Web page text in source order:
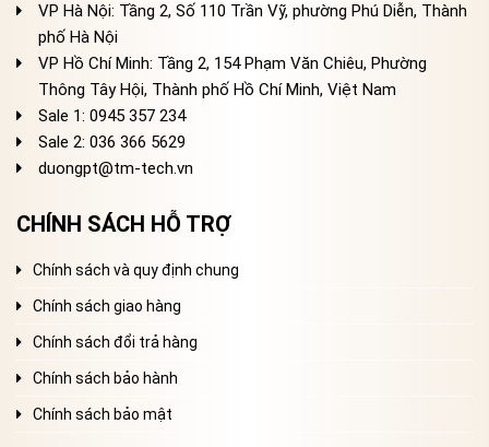
VP Hà Nội: Tầng 2, Số 110 Trần Vỹ, phường Phú Diễn, Thành
phố Hà Nội
VP Hồ Chí Minh: Tầng 2, 154 Phạm Văn Chiêu, Phường
Thông Tây Hội, Thành phố Hồ Chí Minh, Việt Nam
Sale 1: 0945 357 234
Sale 2: 036 366 5629
duongpt@tm-tech.vn
CHÍNH SÁCH HỖ TRỢ
Chính sách và quy định chung
Chính sách giao hàng
Chính sách đổi trả hàng
Chính sách bảo hành
Chính sách bảo mật